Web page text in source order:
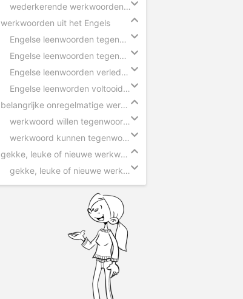
wederkerende werkwoorden in zinnen
werkwoorden uit het Engels
Engelse leenwoorden tegenwoordige tijd - ik
Engelse leenwoorden tegenwoordige tijd - hij
Engelse leenwoorden verleden tijd
Engelse leenworden voltooid deelwoord
belangrijke onregelmatige werkwoorden
werkwoord willen tegenwoordige tijd
werkwoord kunnen tegenwoordige tijd
gekke, leuke of nieuwe werkwoorden
gekke, leuke of nieuwe werkwoorden